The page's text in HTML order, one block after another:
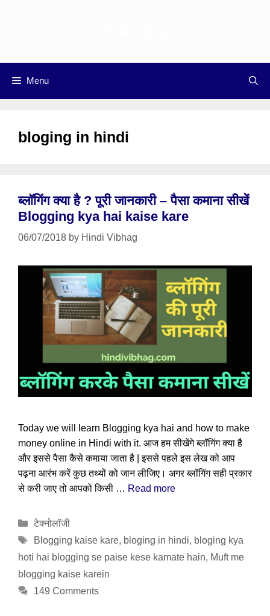
Menu
bloging in hindi
ब्लॉगिंग क्या है ? पूरी जानकारी – पैसा कमाना सीखें
Blogging kya hai kaise kare
06/07/2018 by Hindi Vibhag
Today we will learn Blogging kya hai and how to make
money online in Hindi with it. आज हम सीखेंगे ब्लॉगिंग क्या है
और इससे पैसा कैसे कमाया जाता है | इससे पहले इस लेख को आप
पढ़ना आरंभ करें कुछ तथ्यों को जान लीजिए। अगर ब्लॉगिंग सही प्रकार
से करी जाए तो आपको किसी … Read more
Categories
टेक्नोलॉजी
Tags
Blogging kaise kare, bloging in hindi, bloging kya
hoti hai blogging se paise kese kamate hain, Muft me
blogging kaise karein
149 Comments